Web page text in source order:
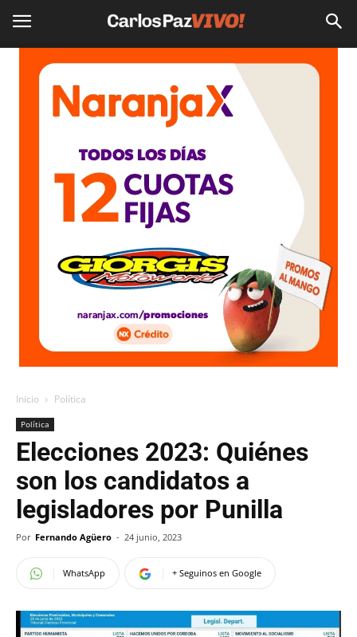
Inicio Política
Política
Elecciones 2023: Quiénes
son los candidatos a
legisladores por Punilla
Por Fernando Agüero - 24 junio, 2023
WhatsApp + Seguinos en Google